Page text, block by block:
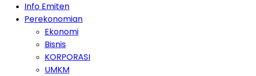
Info Emiten
Perekonomian
Ekonomi
Bisnis
KORPORASI
UMKM